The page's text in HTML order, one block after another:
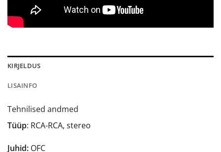
KIRJELDUS
LISAINFO
Tehnilised andmed
Tüüp: RCA-RCA, stereo
Juhid: OFC